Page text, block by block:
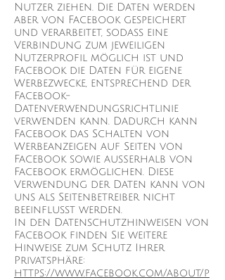
Nutzer ziehen. Die Daten werden
aber von Facebook gespeichert
und verarbeitet, sodass eine
Verbindung zum jeweiligen
Nutzerprofil möglich ist und
Facebook die Daten für eigene
Werbezwecke, entsprechend der
Facebook-
Datenverwendungsrichtlinie
verwenden kann. Dadurch kann
Facebook das Schalten von
Werbeanzeigen auf Seiten von
Facebook sowie außerhalb von
Facebook ermöglichen. Diese
Verwendung der Daten kann von
uns als Seitenbetreiber nicht
beeinflusst werden.
In den Datenschutzhinweisen von
Facebook finden Sie weitere
Hinweise zum Schutz Ihrer
Privatsphäre:
https://www.facebook.com/about/p